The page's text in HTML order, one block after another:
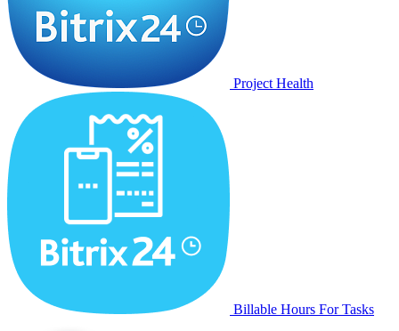
Project Health
Billable Hours For Tasks